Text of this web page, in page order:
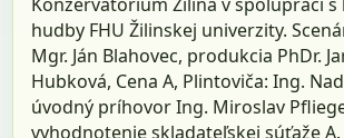
hudby FHU Žilinskej univerzity.
Mgr. Ján Blahovec, produkcia PhDr.
Hubková, Cena A, Plintoviča: Ing.
úvodný príhovor Ing. Miroslav
vyhodnotenie skladateľskej súťaže